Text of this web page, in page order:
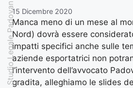
Studio Legale Padovan15 Dicembre 2020
Manca meno di un mese al
Nord) dovrà essere
impatti specifici anche sulle
aziende esportatrici non
l’intervento dell’avvocato
gradita, alleghiamo le slides